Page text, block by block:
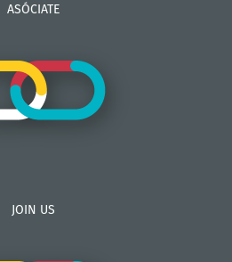
ASÓCIATE
JOIN US